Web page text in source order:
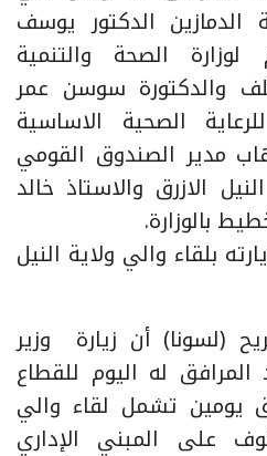
الدمازين الدكتور يوسف
الصحة والتنمية
والدكتورة سوسن عمر
الصحية الاساسية
مدير الصندوق القومي
الازرق والاستاذ خالد
بالوزارة.
بلقاء والي ولاية النيل
(لسونا) أن زيارة وزير
المرافق له اليوم للقطاع
يومين تشمل لقاء والي
على المبني الإداري